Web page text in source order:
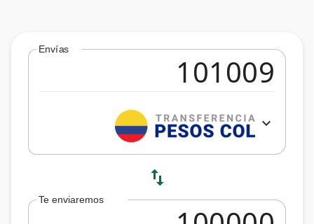
Envías
expand_more
swap_vert
Te enviaremos